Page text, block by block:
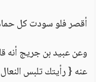
أقصر فلو سودت كل
وعن عبيد بن جريج أنه
عنه { رأيتك تلبس